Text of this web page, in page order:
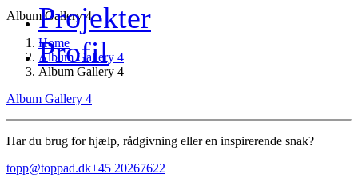
Projekter
Profil
Album Gallery 4
Home
Album Gallery 4
Album Gallery 4
Album Gallery 4
Har du brug for hjælp, rådgivning eller en inspirerende snak?
topp@toppad.dk+45 20267622